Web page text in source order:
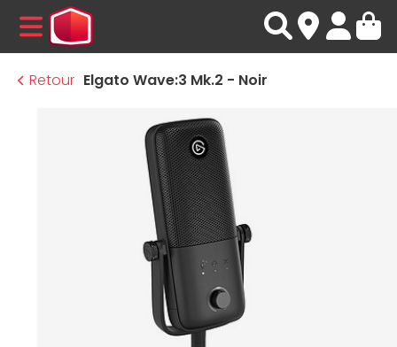
MENU
Retour Elgato Wave:3 Mk.2 - Noir